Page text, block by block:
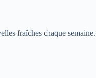
fraîches chaque semaine.